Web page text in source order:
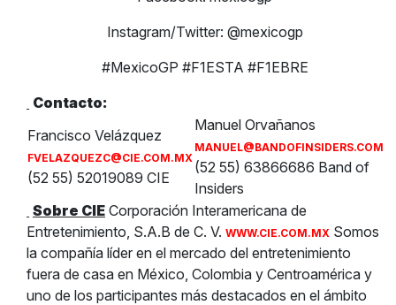
Instagram/Twitter: @mexicogp
#MexicoGP #F1ESTA #F1EBRE
Contacto:
Francisco Velázquez
FVELAZQUEZC@CIE.COM.MX
(52 55) 52019089 CIE
Manuel Orvañanos
MANUEL@BANDOFINSIDERS.COM
(52 55) 63866686 Band of
Insiders
Sobre CIE Corporación Interamericana de
Entretenimiento, S.A.B de C. V. WWW.CIE.COM.MX Somos
la compañía líder en el mercado del entretenimiento
fuera de casa en México, Colombia y Centroamérica y
uno de los participantes más destacados en el ámbito